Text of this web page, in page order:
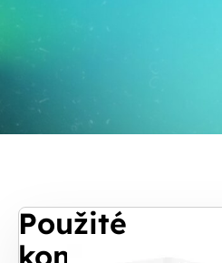
Použité
komponenty